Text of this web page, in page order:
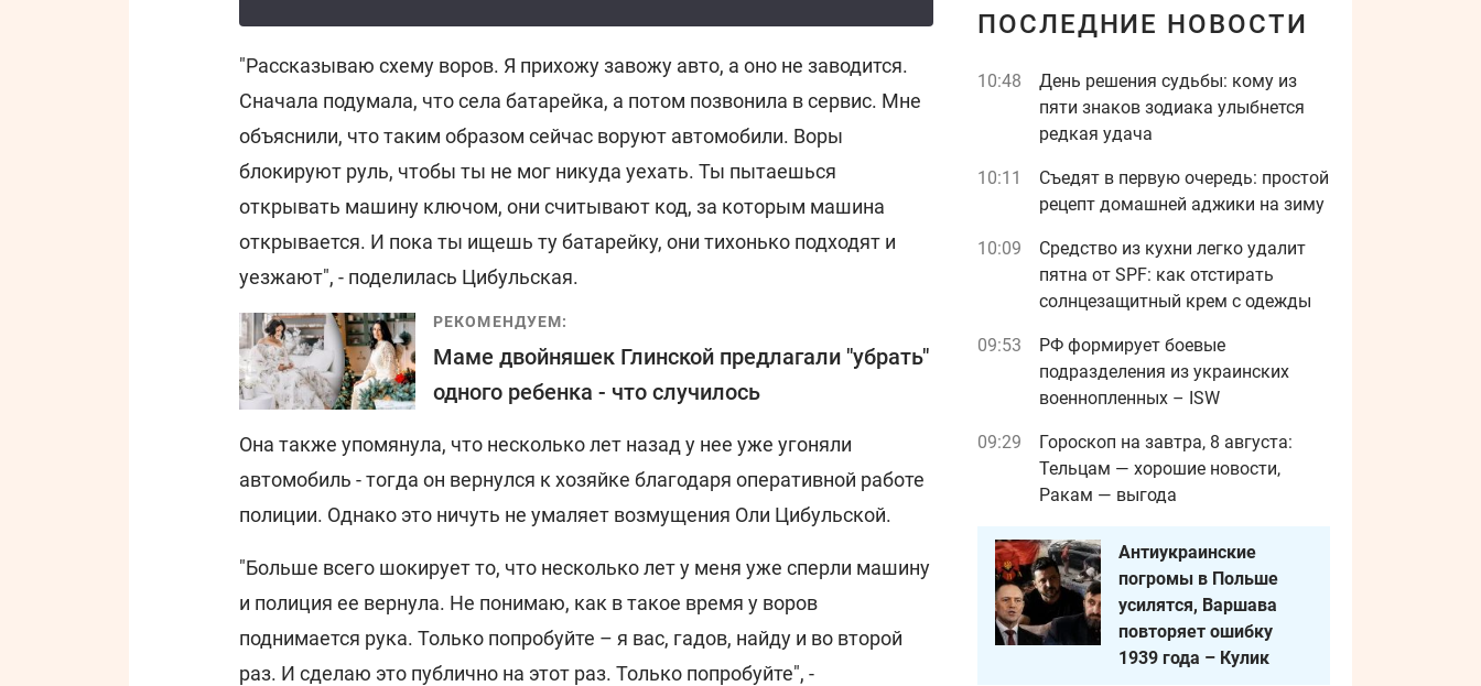
"Рассказываю схему воров. Я прихожу завожу авто, а оно не заводится.
Сначала подумала, что села батарейка, а потом позвонила в сервис. Мне
объяснили, что таким образом сейчас воруют автомобили. Воры
блокируют руль, чтобы ты не мог никуда уехать. Ты пытаешься
открывать машину ключом, они считывают код, за которым машина
открывается. И пока ты ищешь ту батарейку, они тихонько подходят и
уезжают", - поделилась Цибульская.
РЕКОМЕНДУЕМ:
Маме двойняшек Глинской предлагали "убрать"
одного ребенка - что случилось
Она также упомянула, что несколько лет назад у нее уже угоняли
автомобиль - тогда он вернулся к хозяйке благодаря оперативной работе
полиции. Однако это ничуть не умаляет возмущения Оли Цибульской.
"Больше всего шокирует то, что несколько лет у меня уже сперли машину
и полиция ее вернула. Не понимаю, как в такое время у воров
поднимается рука. Только попробуйте – я вас, гадов, найду и во второй
раз. И сделаю это публично на этот раз. Только попробуйте", -
ПОСЛЕДНИЕ НОВОСТИ
10:48
День решения судьбы: кому из
пяти знаков зодиака улыбнется
редкая удача
10:11
Съедят в первую очередь: простой
рецепт домашней аджики на зиму
10:09
Средство из кухни легко удалит
пятна от SPF: как отстирать
солнцезащитный крем с одежды
09:53
РФ формирует боевые
подразделения из украинских
военнопленных – ISW
09:29
Гороскоп на завтра, 8 августа:
Тельцам — хорошие новости,
Ракам — выгода
Антиукраинские
погромы в Польше
усилятся, Варшава
повторяет ошибку
1939 года – Кулик